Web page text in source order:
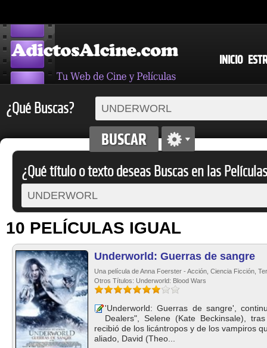
INICIO
¿Qué Buscas?
¿Qué título o texto deseas Buscas en las
10 PELÍCULAS IGUAL
Underworld: Guerras de sangre
Una película de Anna Foerster - Acción, Ciencia Ficción,
Otros Títulos: Underworld: Blood Wars
'Underworld: Guerras de sangre',
Dealers", Selene (Kate Beckinsale),
recibió de los licántropos y de los vampiros
aliado, David (Theo...